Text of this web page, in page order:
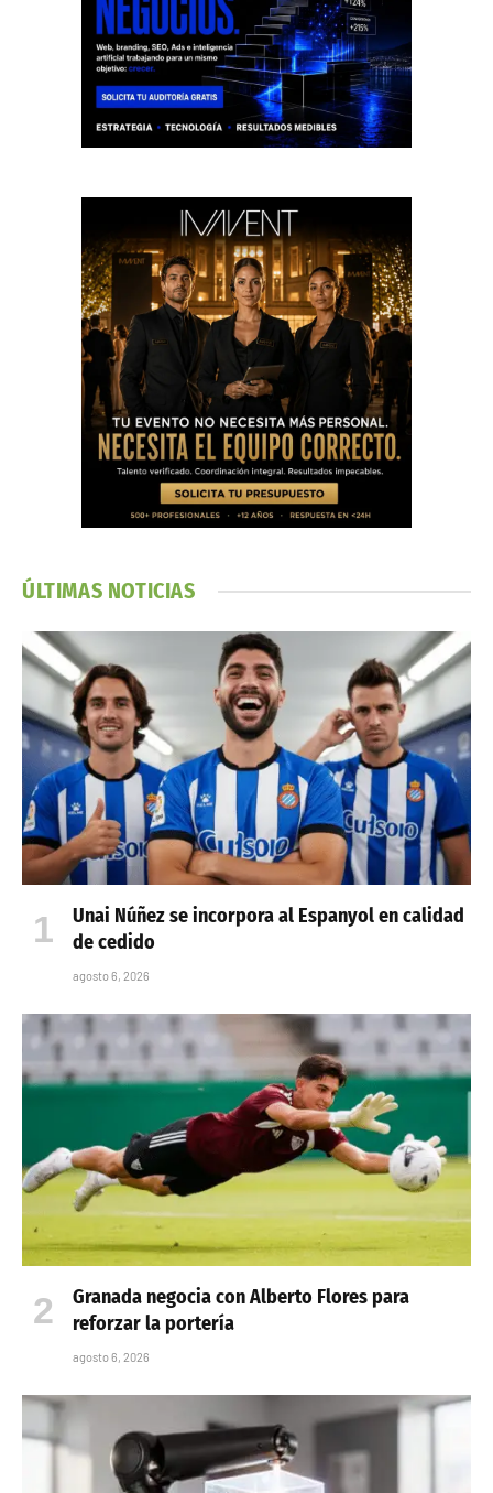
ÚLTIMAS NOTICIAS
Unai Núñez se incorpora al Espanyol en calidad
de cedido
agosto 6, 2026
Granada negocia con Alberto Flores para
reforzar la portería
agosto 6, 2026